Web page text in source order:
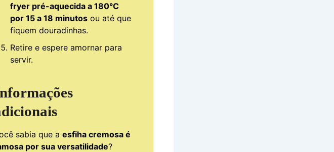
fryer pré-aquecida a 180°C
por 15 a 18 minutos ou até que
fiquem douradinhas.
Retire e espere amornar para
servir.
sabia que a esfiha cremosa é
por sua versatilidade?